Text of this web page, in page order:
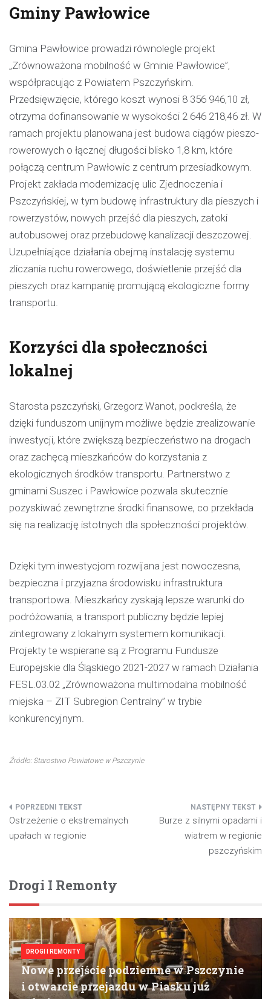
Gminy Pawłowice
Gmina Pawłowice prowadzi równolegle projekt
„Zrównoważona mobilność w Gminie Pawłowice”,
współpracując z Powiatem Pszczyńskim.
Przedsięwzięcie, którego koszt wynosi 8 356 946,10 zł,
otrzyma dofinansowanie w wysokości 2 646 218,46 zł. W
ramach projektu planowana jest budowa ciągów pieszo-
rowerowych o łącznej długości blisko 1,8 km, które
połączą centrum Pawłowic z centrum przesiadkowym.
Projekt zakłada modernizację ulic Zjednoczenia i
Pszczyńskiej, w tym budowę infrastruktury dla pieszych i
rowerzystów, nowych przejść dla pieszych, zatoki
autobusowej oraz przebudowę kanalizacji deszczowej.
Uzupełniające działania obejmą instalację systemu
zliczania ruchu rowerowego, doświetlenie przejść dla
pieszych oraz kampanię promującą ekologiczne formy
transportu.
Korzyści dla społeczności
lokalnej
Starosta pszczyński, Grzegorz Wanot, podkreśla, że
dzięki funduszom unijnym możliwe będzie zrealizowanie
inwestycji, które zwiększą bezpieczeństwo na drogach
oraz zachęcą mieszkańców do korzystania z
ekologicznych środków transportu. Partnerstwo z
gminami Suszec i Pawłowice pozwala skutecznie
pozyskiwać zewnętrzne środki finansowe, co przekłada
się na realizację istotnych dla społeczności projektów.
Dzięki tym inwestycjom rozwijana jest nowoczesna,
bezpieczna i przyjazna środowisku infrastruktura
transportowa. Mieszkańcy zyskają lepsze warunki do
podróżowania, a transport publiczny będzie lepiej
zintegrowany z lokalnym systemem komunikacji.
Projekty te wspierane są z Programu Fundusze
Europejskie dla Śląskiego 2021-2027 w ramach Działania
FESL.03.02 „Zrównoważona multimodalna mobilność
miejska – ZIT Subregion Centralny” w trybie
konkurencyjnym.
Źródło: Starostwo Powiatowe w Pszczynie
Nawigacja
wpisu
Ostrzeżenie o ekstremalnych
upałach w regionie
Burze z silnymi opadami i
wiatrem w regionie
pszczyńskim
Drogi I Remonty
DROGI I REMONTY
Nowe przejście podziemne w Pszczynie
i otwarcie przejazdu w Piasku już